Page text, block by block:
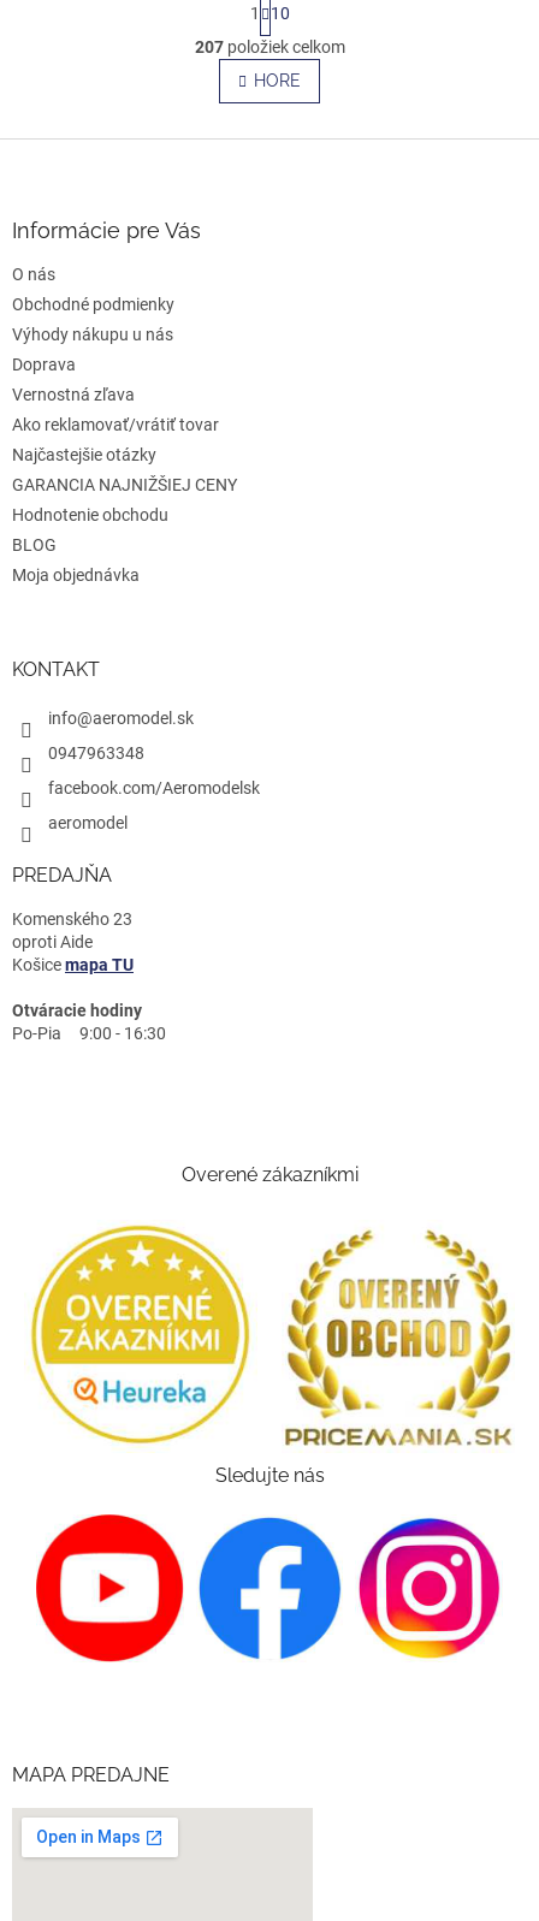
O
v
l
á
t
r
á
n
k
v
1
10
207položiek celkom
HORE
e
Informácie pre Vás
O nás
Obchodné podmienky
Výhody nákupu u nás
Doprava
Vernostná zľava
Ako reklamovať/vrátiť tovar
Najčastejšie otázky
GARANCIA NAJNIŽŠIEJ CENY
Hodnotenie obchodu
BLOG
Moja objednávka
KONTAKT
info@aeromodel.sk
0947963348
facebook.com/Aeromodelsk
aeromodel
PREDAJŇA
Komenského 23
oproti Aide
Košicemapa TU
Otváracie hodiny
Po-Pia 9:00 - 16:30
Overené zákazníkmi
Sledujte nás
MAPA PREDAJNE